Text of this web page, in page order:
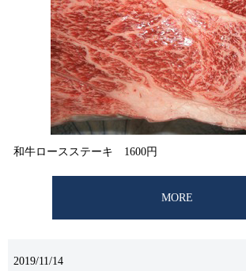
和牛ロースステーキ 1600円
MORE
2019/11/14